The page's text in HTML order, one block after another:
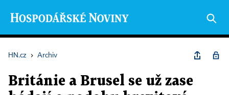
HN.cz › Archiv
Británie a Brusel se už zase